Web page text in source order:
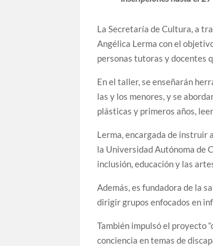
La Secretaría de Cultura, a
Angélica Lerma con el
personas tutoras y docentes
En el taller, se enseñarán
las y los menores, y se
plásticas y primeros años,
Lerma, encargada de instruir
la Universidad Autónoma de
inclusión, educación y las
Además, es fundadora de la
dirigir grupos enfocados en
También impulsó el proyecto
conciencia en temas de